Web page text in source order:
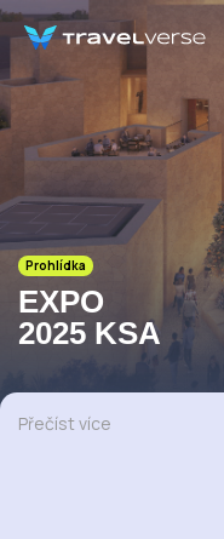
Prohlídka
EXPO
2025 KSA
Přečíst více